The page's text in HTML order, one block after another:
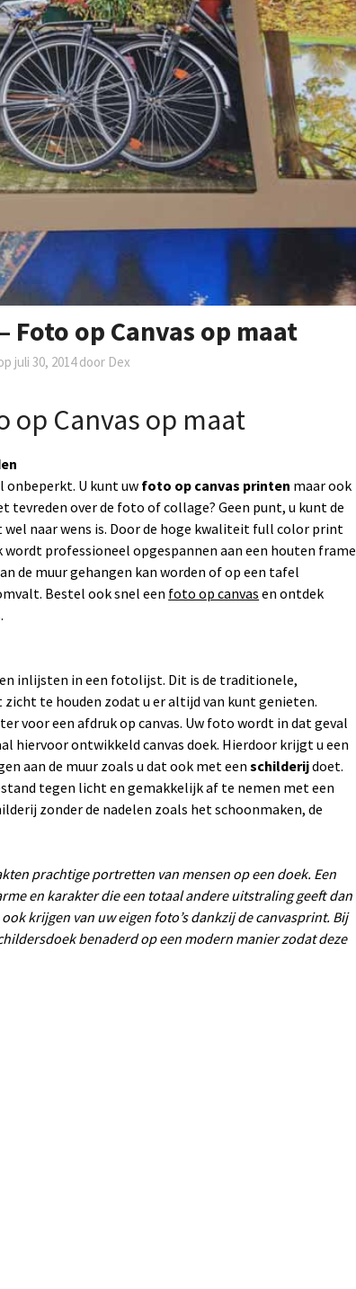
op Canvas op maat
juli 30, 2014door Dex
op Canvas op maat
onbeperkt. U kunt uw foto op canvas printen maar ook
tevreden over de foto of collage? Geen punt, u kunt de
naar wens is. Door de hoge kwaliteit full color print
professioneel opgespannen aan een houten frame
de muur gehangen kan worden of op een tafel
Bestel ook snel een foto op canvas en ontdek
inlijsten in een fotolijst. Dit is de traditionele,
te houden zodat u er altijd van kunt genieten.
voor een afdruk op canvas. Uw foto wordt in dat geval
hiervoor ontwikkeld canvas doek. Hierdoor krijgt u een
aan de muur zoals u dat ook met eenschilderijdoet.
tegen licht en gemakkelijk af te nemen met een
zonder de nadelen zoals het schoonmaken, de
prachtige portretten van mensen op een doek. Een
en karakter die een totaal andere uitstraling geeft dan
krijgen van uw eigen foto’s dankzij de canvasprint. Bij
benaderd op een modern manier zodat deze